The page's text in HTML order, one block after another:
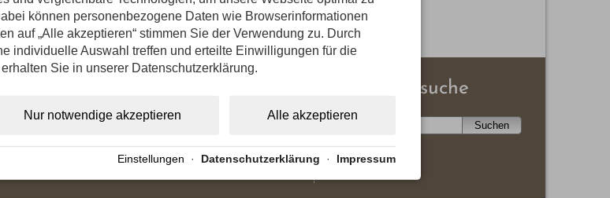
zu erhalten oder Kontakt in Ihren Belangen mit uns aufzunehmen.
Stichwortsuche
können personenbezogene Daten wie Browserinformationen
auf „Alle akzeptieren“ stimmen Sie der Verwendung zu. Durch
individuelle Auswahl treffen und erteilte Einwilligungen für die
Sie in unserer Datenschutzerklärung.
Alle akzeptieren
Nur notwendige akzeptieren
Einstellungen · Datenschutzerklärung · Impressum